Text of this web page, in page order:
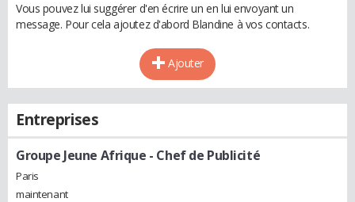
Vous pouvez lui suggérer d'en écrire un en lui envoyant un
message. Pour cela ajoutez d'abord Blandine à vos contacts.
Ajouter
Entreprises
Groupe Jeune Afrique - Chef de Publicité
Paris
maintenant